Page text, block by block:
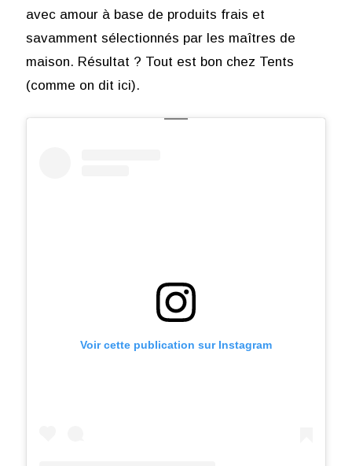
avec amour à base de produits frais et
savamment sélectionnés par les maîtres de
maison. Résultat ? Tout est bon chez Tents
(comme on dit ici).
Voir cette publication sur Instagram